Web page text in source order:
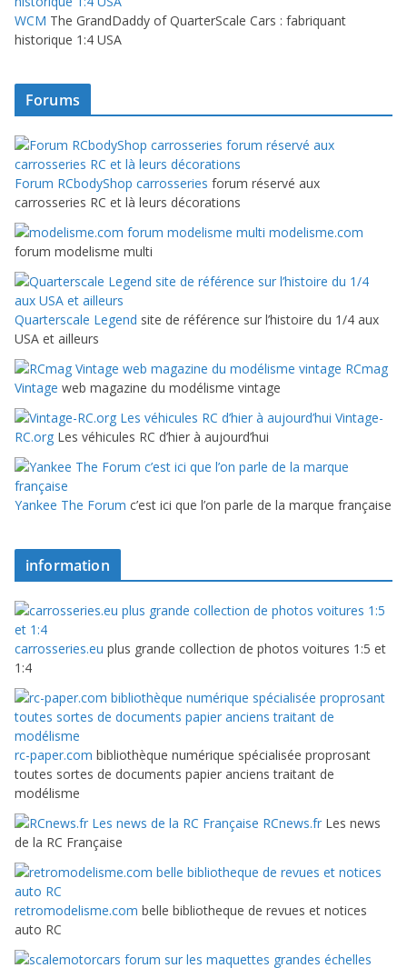
WCM The GrandDaddy of QuarterScale Cars : fabriquant
historique 1:4 USA
Forums
Forum RCbodyShop carrosseries forum réservé aux
carrosseries RC et là leurs décorations
modelisme.com
forum modelisme multi
Quarterscale Legend site de référence sur l’histoire du 1/4 aux
USA et ailleurs
RCmag
Vintage web magazine du modélisme vintage
Vintage-
RC.org Les véhicules RC d’hier à aujourd’hui
Yankee The Forum c’est ici que l’on parle de la marque française
information
carrosseries.eu plus grande collection de photos voitures 1:5 et
1:4
rc-paper.com bibliothèque numérique spécialisée proprosant
toutes sortes de documents papier anciens traitant de
modélisme
RCnews.fr Les news
de la RC Française
retromodelisme.com belle bibliotheque de revues et notices
auto RC